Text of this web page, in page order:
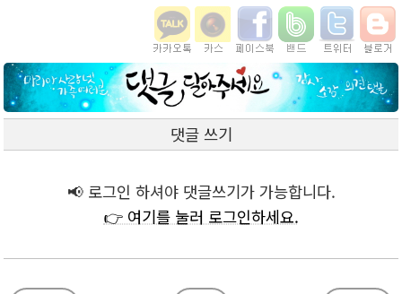
댓글 쓰기
📢 로그인 하셔야 댓글쓰기가 가능합니다.
👉 여기를 눌러 로그인하세요.